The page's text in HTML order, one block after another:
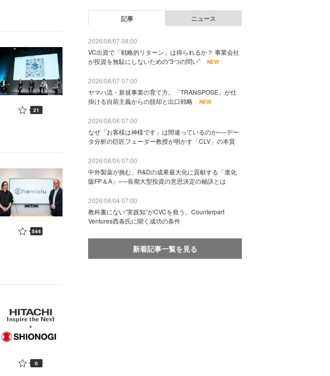
21
544
0
記事 ニュース
2026/08/07 08:00
VC出資で「戦略的リターン」は得られるか？ 事業会社
が投資を無駄にしないための“3つの問い”
NEW
2026/08/07 07:00
ヤマハ流・新規事業の育て方。「TRANSPOSE」が仕
掛ける自前主義からの脱却と出口戦略
NEW
2026/08/06 07:00
なぜ「お客様は神様です」は間違っているのか──デー
タ分析の巨匠フェーダー教授が明かす「CLV」の本質
2026/08/05 07:00
中外製薬が挑む、R&Dの成果最大化に貢献する「進化
版FP＆A」──長期大型投資の意思決定の秘訣とは
2026/08/04 07:00
教科書にない“実践知”がCVCを救う。Counterpart
Ventures西条氏に聞く成功の条件
新着記事一覧を見る